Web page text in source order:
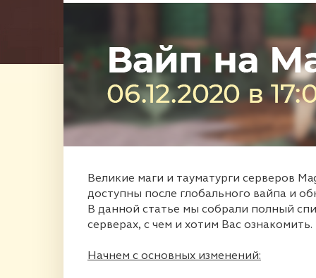
Великие маги и тауматурги серверов
доступны после глобального вайпа и
В данной статье мы собрали полный
серверах, с чем и хотим Вас ознакомить.
Начнем с основных изменений: